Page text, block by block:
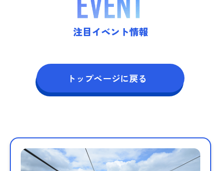
ショップ
営業時間 料金・チケット
注目イベント情報
トップページに戻る